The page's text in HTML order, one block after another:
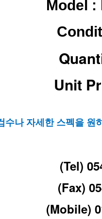
Model :
Unit
수나 자세한 스펙을 원
(Tel)
(Fax)
(Mobile)